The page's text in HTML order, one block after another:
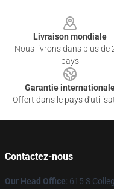
Livraison mondiale
Nous livrons dans plus de
pays
Garantie
Offert dans le pays
Contactez-nous
Our Head Office: 615 S